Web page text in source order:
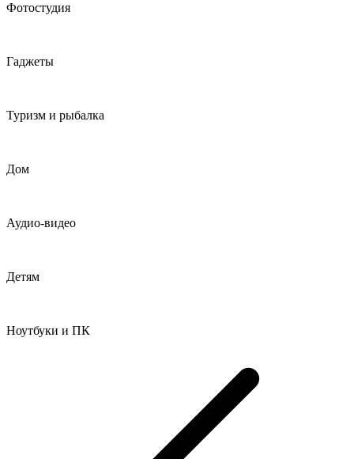
Фотостудия
Гаджеты
Туризм и рыбалка
Дом
Аудио-видео
Детям
Ноутбуки и ПК